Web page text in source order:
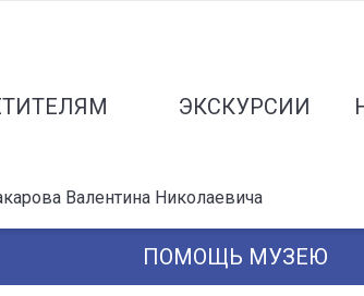
ЭКСКУРСИИ
Валентина Николаевича
ПОМОЩЬ МУЗЕЮ